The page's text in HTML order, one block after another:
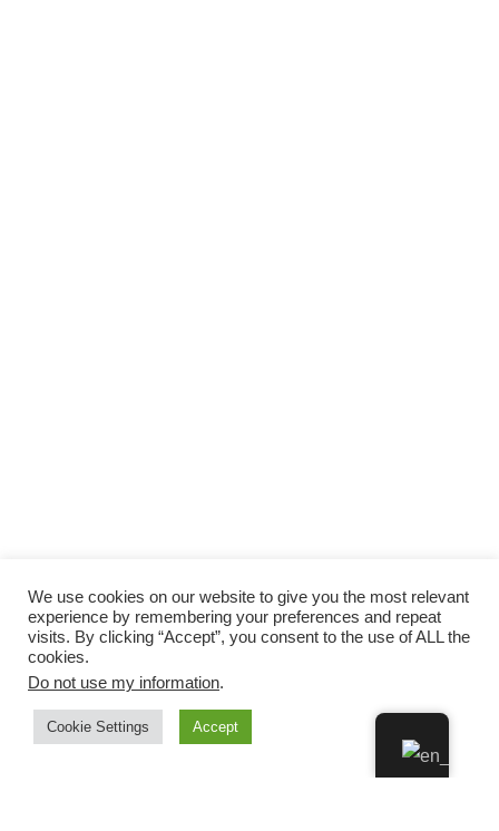
We use cookies on our website to give you the most relevant
experience by remembering your preferences and repeat
visits. By clicking “Accept”, you consent to the use of ALL the
cookies.
Do not use my information.
Cookie Settings Accept